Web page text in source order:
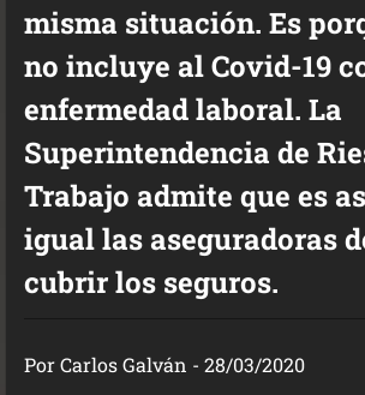
misma situación. Es
no incluye al Covid-19
enfermedad laboral. La
Superintendencia de
Trabajo admite que es
igual las aseguradoras
cubrir los seguros.
Por Carlos Galván - 28/03/2020